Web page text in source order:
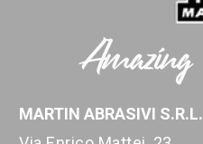
MARTIN ABRASIVI S.R.L.